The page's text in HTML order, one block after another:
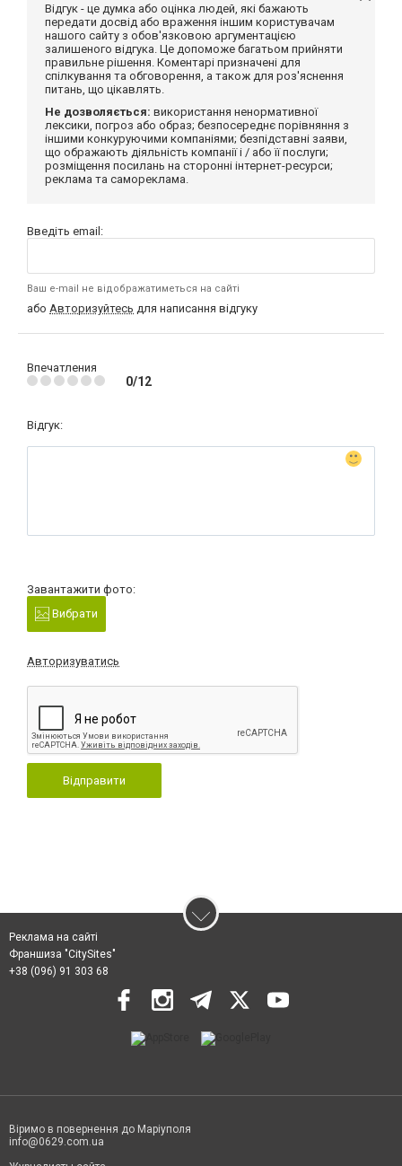
Відгук - це думка або оцінка людей, які бажають
передати досвід або враження іншим користувачам
нашого сайту з обов'язковою аргументацією
залишеного відгука. Це допоможе багатьом прийняти
правильне рішення. Коментарі призначені для
спілкування та обговорення, а також для роз'яснення
питань, що цікавлять.
Не дозволяється: використання ненормативної
лексики, погроз або образ; безпосереднє порівняння з
іншими конкуруючими компаніями; безпідставні заяви,
що ображають діяльність компанії і / або її послуги;
розміщення посилань на сторонні інтернет-ресурси;
реклама та самореклама.
Введіть email:
Ваш e-mail не відображатиметься на сайті
або Авторизуйтесь для написання відгуку
Впечатления
0/12
Відгук:
Завантажити фото:
Вибрати
Авторизуватись
Відправити
Реклама на сайті
Франшиза "CitySites"
+38 (096) 91 303 68
Віримо в повернення до Маріуполя
info@0629.com.ua